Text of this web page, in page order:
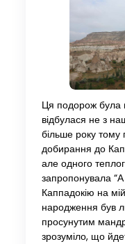
Ця подорож була
відбулася не з
більше року
добирання до
але одного
запропонувала
Каппадокію на
народження був
просунутим
зрозуміло, що